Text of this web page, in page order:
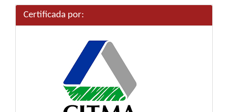
Certificada por: